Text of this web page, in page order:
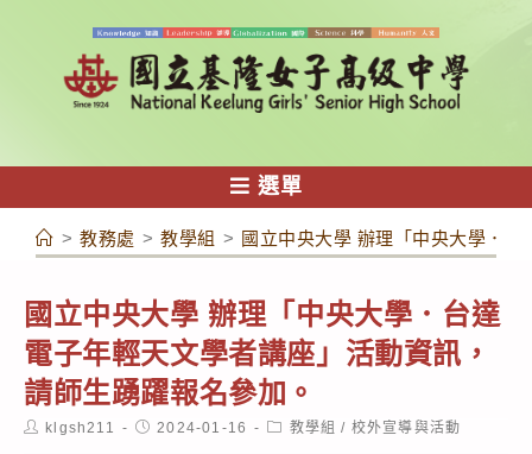
容
選單
> 教務處 > 教學組 > 國立中央大學 辦理「中央大學．
國立中央大學 辦理「中央大學．台達
電子年輕天文學者講座」活動資訊，
請師生踴躍報名參加。
Postklgsh211
Post2024-01-16
Post教學組 / 校外宣導與活動